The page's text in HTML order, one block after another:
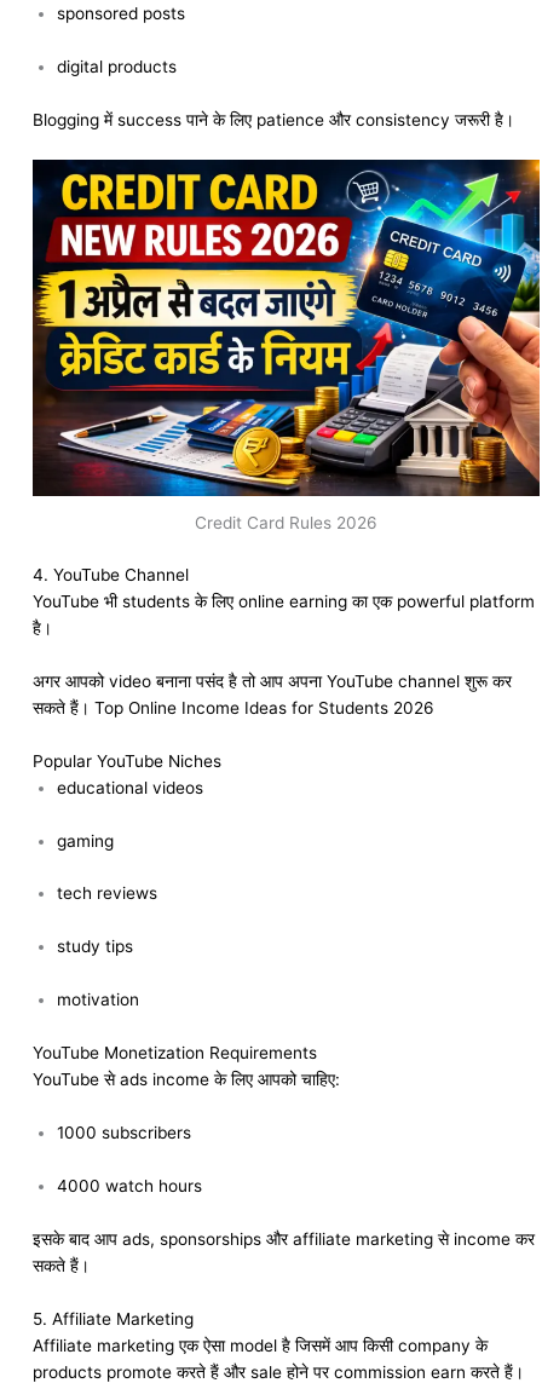
sponsored posts
digital products
Blogging में success पाने के लिए patience और consistency जरूरी है।
Credit Card Rules 2026
4. YouTube Channel
YouTube भी students के लिए online earning का एक powerful platform
है।
अगर आपको video बनाना पसंद है तो आप अपना YouTube channel शुरू कर
सकते हैं। Top Online Income Ideas for Students 2026
Popular YouTube Niches
educational videos
gaming
tech reviews
study tips
motivation
YouTube Monetization Requirements
YouTube से ads income के लिए आपको चाहिए:
1000 subscribers
4000 watch hours
इसके बाद आप ads, sponsorships और affiliate marketing से income कर
सकते हैं।
5. Affiliate Marketing
Affiliate marketing एक ऐसा model है जिसमें आप किसी company के
products promote करते हैं और sale होने पर commission earn करते हैं।